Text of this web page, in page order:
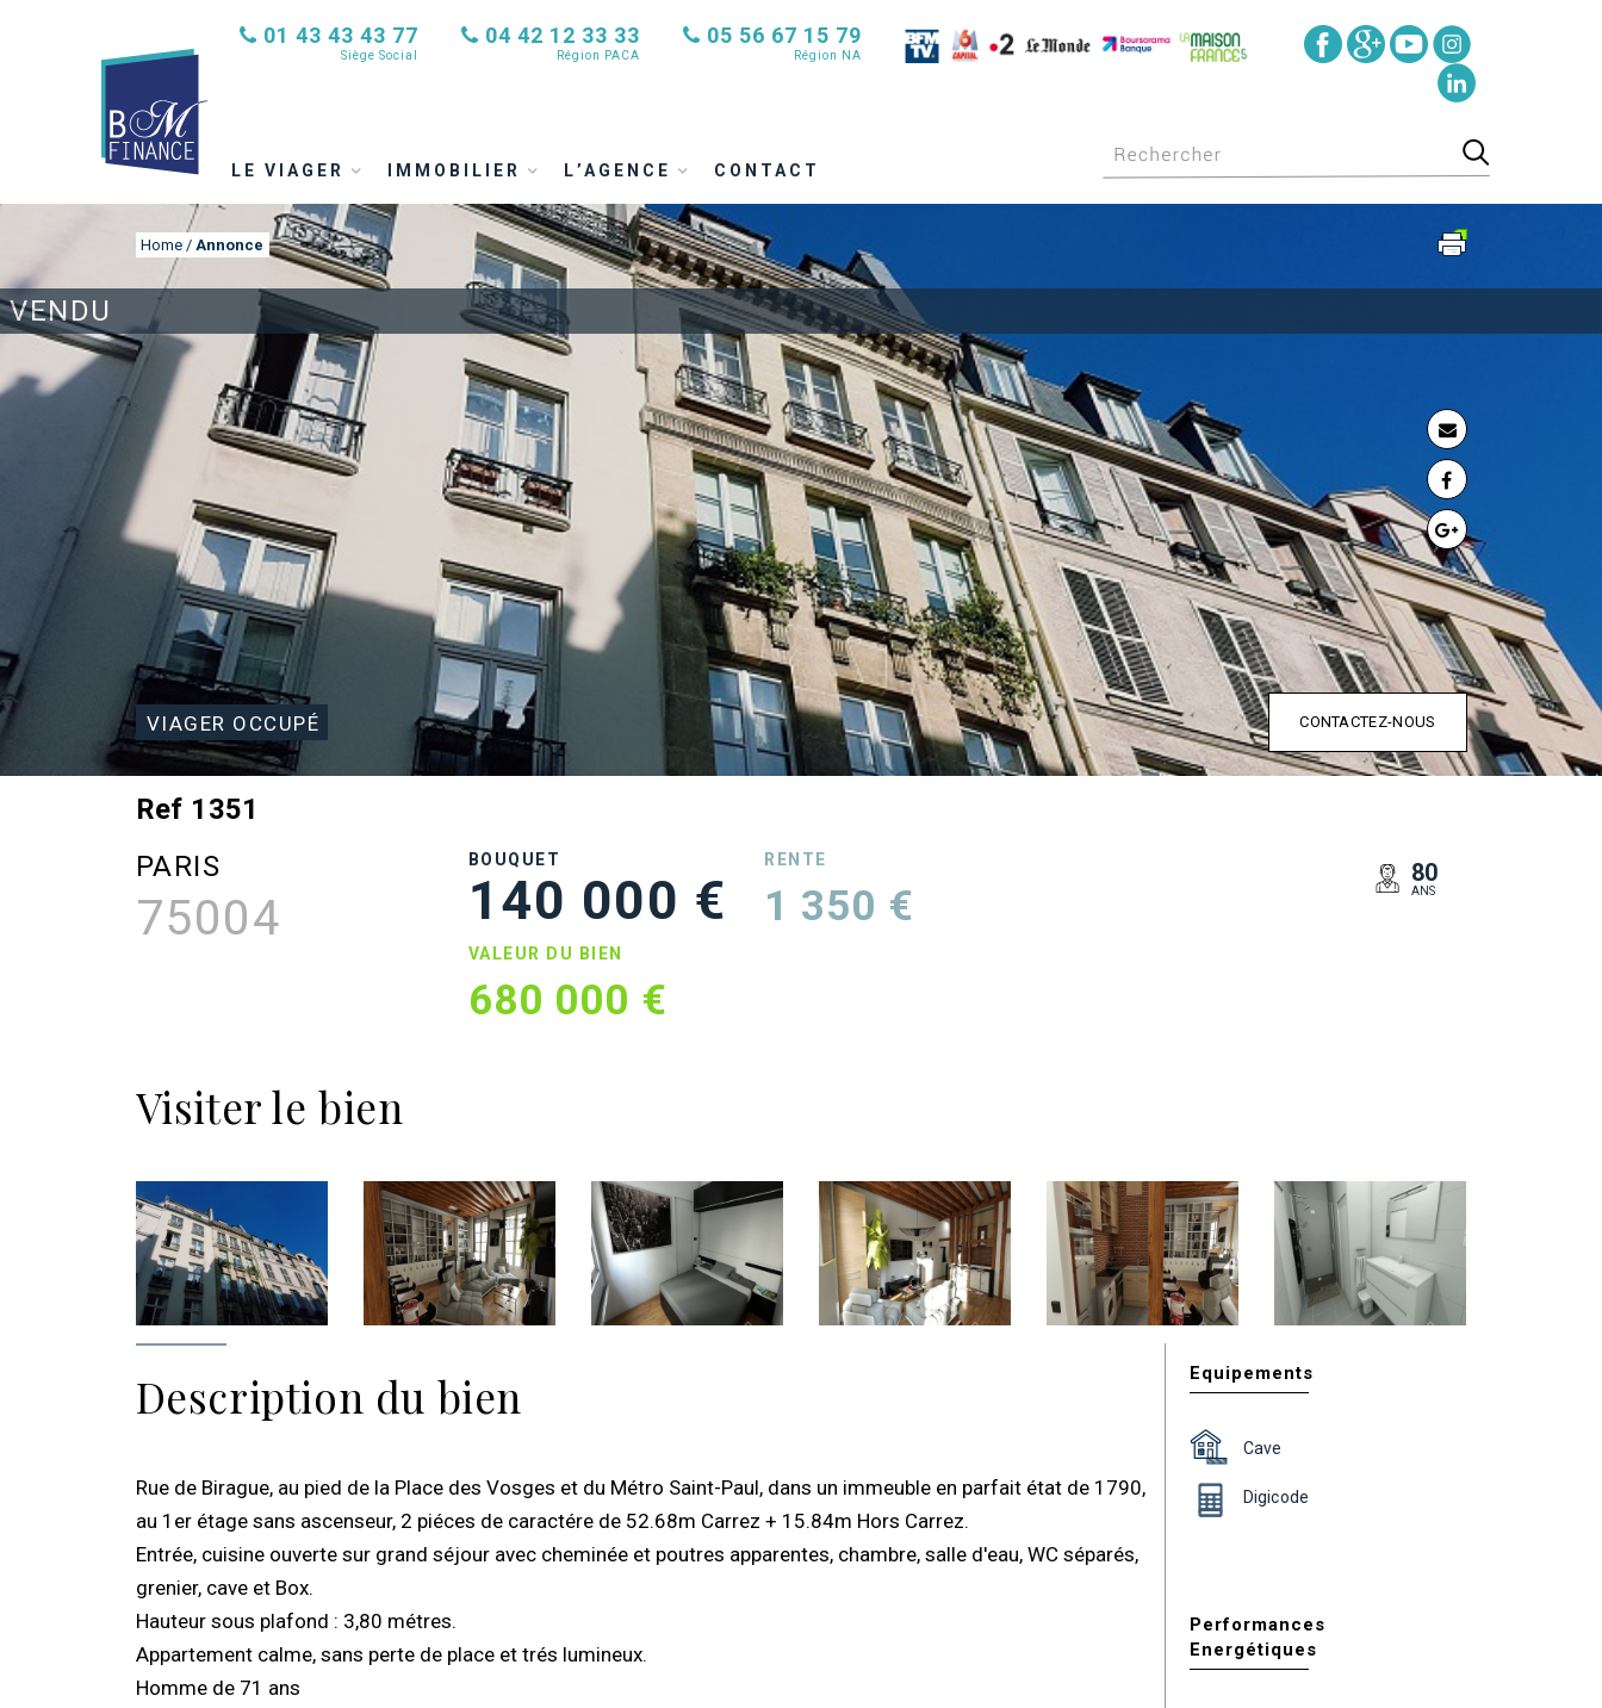
01 43 43 43 77
Siège Social
04 42 12 33 33
Région PACA
05 56 67 15 79
Région NA
LE VIAGER IMMOBILIER L’AGENCE CONTACT
VENDU
Home / Annonce
ANNONCE
VIAGER OCCUPÉ CONTACTEZ-NOUS
Ref 1351
PARIS
75004
BOUQUET
140 000 €
RENTE
1 350 €
VALEUR DU BIEN
680 000 €
80
ANS
Visiter le bien
Description du bien
Rue de Birague, au pied de la Place des Vosges et du Métro Saint-Paul, dans un immeuble en parfait état de 1790,
au 1er étage sans ascenseur, 2 piéces de caractére de 52.68m Carrez + 15.84m Hors Carrez.
Entrée, cuisine ouverte sur grand séjour avec cheminée et poutres apparentes, chambre, salle d'eau, WC séparés,
grenier, cave et Box.
Hauteur sous plafond : 3,80 métres.
Appartement calme, sans perte de place et trés lumineux.
Homme de 71 ans
Equipements
Cave
Digicode
Performances
Energétiques